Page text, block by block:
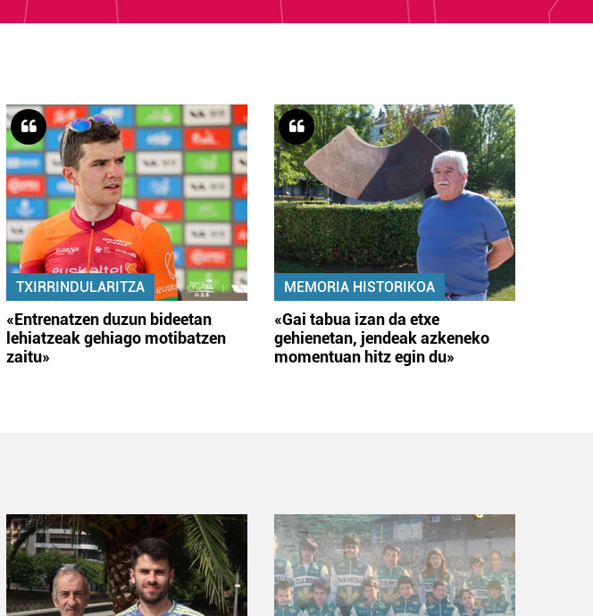
TXIRRINDULARITZA
«Entrenatzen duzun bideetan
lehiatzeak gehiago motibatzen
zaitu»
MEMORIA HISTORIKOA
«Gai tabua izan da etxe
gehienetan, jendeak azkeneko
momentuan hitz egin du»